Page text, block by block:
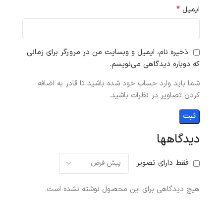
دیدگاهها
فقط دارای تصویر
هیچ دیدگاهی برای این محصول نوشته نشده است.
ایمیل *
ذخیره نام، ایمیل و وبسایت من در مرورگر برای زمانی
که دوباره دیدگاهی می‌نویسم.
شما باید وارد حساب خود شده باشید تا قادر به اضافه
کردن تصاویر در نظرات باشید.